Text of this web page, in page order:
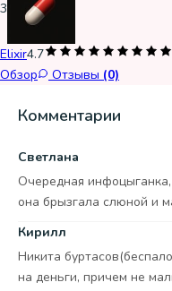
3
Elixir4.7
Обзор
Отзывы (0)
Комментарии
Светлана
Очередная
она брызгала слюной и
Кирилл
Никита
на деньги, причем не